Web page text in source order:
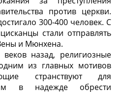
против церкви.
300-400 человек. С
стали отправлять
и Мюнхена.
назад, религиозные
из главных мотивов
странствуют для
в надежде обрести